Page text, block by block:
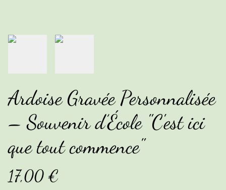
Ardoise Gravée Personnalisée
– Souvenir d’École "C'est ici
que tout commence"
17,00 €